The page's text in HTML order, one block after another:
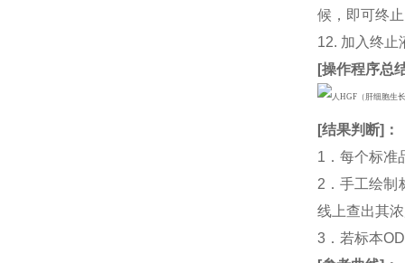
候，即可终
12. 加入终止
[操作程序总
[结果判断]：
1．每个标准
2．手工绘制
线上查出其
3．若标本